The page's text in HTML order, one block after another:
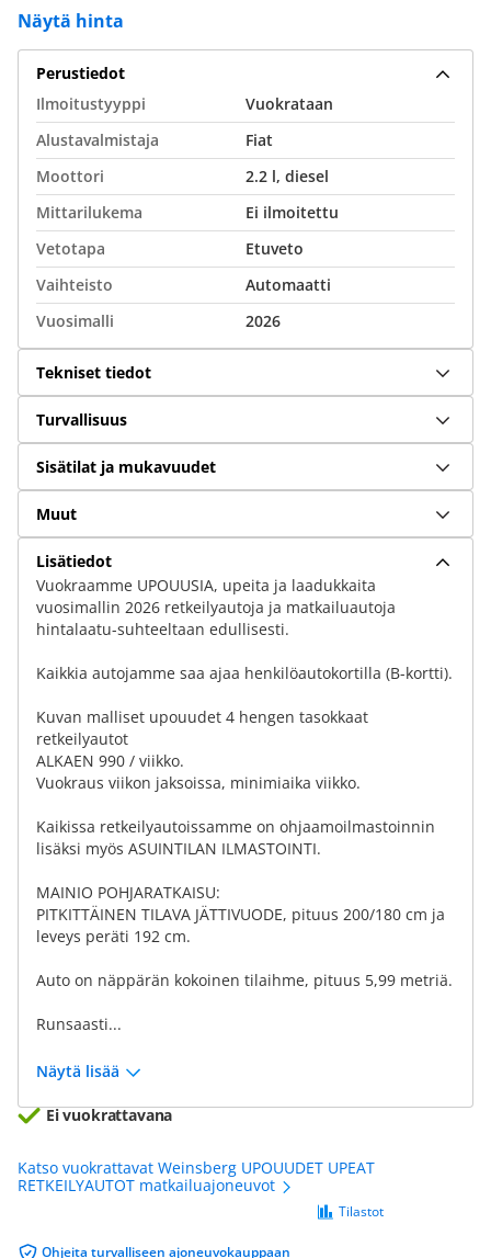
Näytä hinta
Perustiedot
Ilmoitustyyppi
Vuokrataan
Alustavalmistaja
Fiat
Moottori
2.2 l, diesel
Mittarilukema
Ei ilmoitettu
Vetotapa
Etuveto
Vaihteisto
Automaatti
Vuosimalli
2026
Tekniset tiedot
Turvallisuus
Sisätilat ja mukavuudet
Muut
Lisätiedot
Vuokraamme UPOUUSIA, upeita ja laadukkaita
vuosimallin 2026 retkeilyautoja ja matkailuautoja
hintalaatu-suhteeltaan edullisesti.
Kaikkia autojamme saa ajaa henkilöautokortilla (B-kortti).
Kuvan malliset upouudet 4 hengen tasokkaat
retkeilyautot
ALKAEN 990 / viikko.
Vuokraus viikon jaksoissa, minimiaika viikko.
Kaikissa retkeilyautoissamme on ohjaamoilmastoinnin
lisäksi myös ASUINTILAN ILMASTOINTI.
MAINIO POHJARATKAISU:
PITKITTÄINEN TILAVA JÄTTIVUODE, pituus 200/180 cm ja
leveys peräti 192 cm.
Auto on näppärän kokoinen tilaihme, pituus 5,99 metriä.
Runsaasti...
Näytä lisää
Ei vuokrattavana
Katso vuokrattavat Weinsberg UPOUUDET UPEAT
RETKEILYAUTOT matkailuajoneuvot
Ohjeita turvalliseen ajoneuvokauppaan
Tilastot